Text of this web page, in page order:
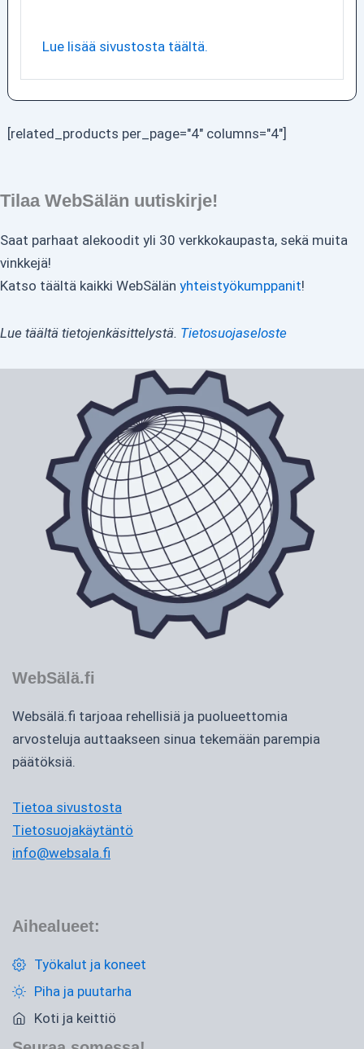
Lue lisää sivustosta täältä.
[related_products per_page="4" columns="4"]
Tilaa WebSälän uutiskirje!
Saat parhaat alekoodit yli 30 verkkokaupasta, sekä muita
vinkkejä!
Katso täältä kaikki WebSälän yhteistyökumppanit!
Lue täältä tietojenkäsittelystä. Tietosuojaseloste
WebSälä.fi
Websälä.fi tarjoaa rehellisiä ja puolueettomia
arvosteluja auttaakseen sinua tekemään parempia
päätöksiä.
Tietoa sivustosta
Tietosuojakäytäntö
info@websala.fi
Aihealueet:
Työkalut ja koneet
Piha ja puutarha
Koti ja keittiö